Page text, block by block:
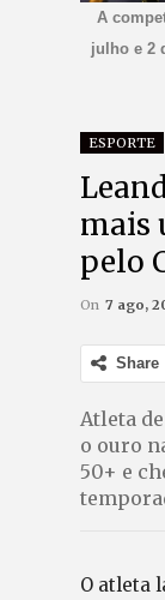
A
julho e 2
ESPORTE
mais
pelo
On 7 ago,
Share
Atleta
o ouro
50+ e
O atleta